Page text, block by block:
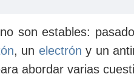
son estables:
, un electrón y un
abordar varias